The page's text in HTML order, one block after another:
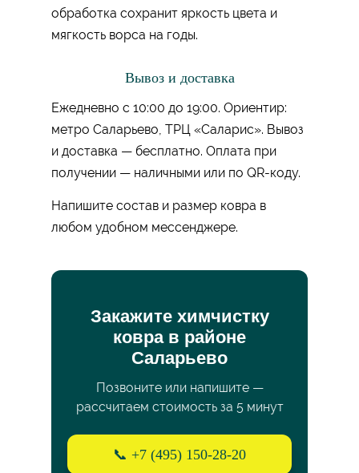
обработка сохранит яркость цвета и
мягкость ворса на годы.
Вывоз и доставка
Ежедневно с 10:00 до 19:00. Ориентир:
метро Саларьево, ТРЦ «Саларис». Вывоз
и доставка — бесплатно. Оплата при
получении — наличными или по QR-коду.
Напишите состав и размер ковра в
любом удобном мессенджере.
Закажите химчистку
ковра в районе
Саларьево
Позвоните или напишите —
рассчитаем стоимость за 5 минут
📞 +7 (495) 150-28-20